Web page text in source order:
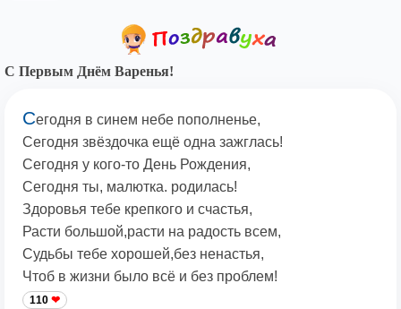
С Первым Днём Варенья!
Сегодня в синем небе пополненье,
Сегодня звёздочка ещё одна зажглась!
Сегодня у кого-то День Рождения,
Сегодня ты, малютка. родилась!
Здоровья тебе крепкого и счастья,
Расти большой,расти на радость всем,
Судьбы тебе хорошей,без ненастья,
Чтоб в жизни было всё и без проблем!
110